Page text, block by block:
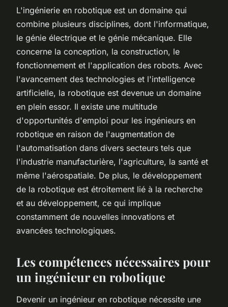
L'ingénierie en robotique est un domaine qui
combine plusieurs disciplines, dont l'informatique,
le génie électrique et le génie mécanique. Elle
concerne la conception, la construction, le
fonctionnement et l'application des robots. Avec
l'avancement des technologies et l'intelligence
artificielle, la robotique est devenue un domaine
en plein essor. Il existe une multitude
d'opportunités d'emploi pour les ingénieurs en
robotique en raison de l'augmentation de
l'automatisation dans divers secteurs tels que
l'industrie manufacturière, l'agriculture, la santé et
même l'aérospatiale. De plus, le développement
de la robotique est étroitement lié à la recherche
et au développement, ce qui implique
constamment de nouvelles innovations et
avancées technologiques.
Les compétences nécessaires pour
un ingénieur en robotique
Devenir un ingénieur en robotique nécessite une